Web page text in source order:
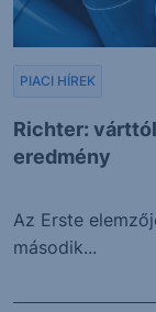
Richter:
eredmény
PIACI HÍREK
Az Erste
második...